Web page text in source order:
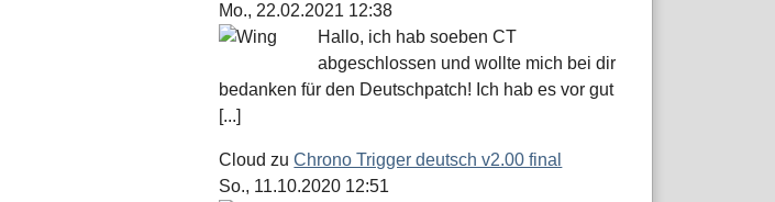
Mo., 22.02.2021 12:38
Hallo, ich hab soeben CT
abgeschlossen und wollte mich bei dir
bedanken für den Deutschpatch! Ich hab es vor gut
[...]
Cloud zuChrono Trigger deutsch v2.00 final
So., 11.10.2020 12:51